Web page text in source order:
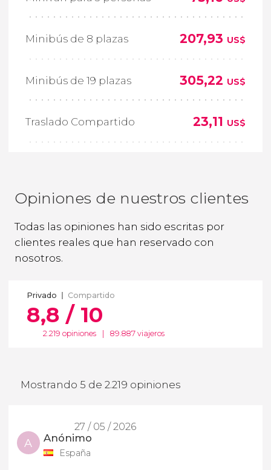
Minibús de 8 plazas 207,93 US$
Minibús de 19 plazas 305,22 US$
Traslado Compartido 23,11 US$
Opiniones de nuestros clientes
Todas las opiniones han sido escritas por
clientes reales que han reservado con
nosotros.
Privado Compartido
8,8 / 10
2.219 opiniones 89.887 viajeros
Mostrando 5 de 2.219 opiniones
27 / 05 / 2026
A Anónimo
España